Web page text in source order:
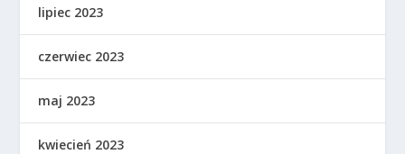
lipiec 2023
czerwiec 2023
maj 2023
kwiecień 2023